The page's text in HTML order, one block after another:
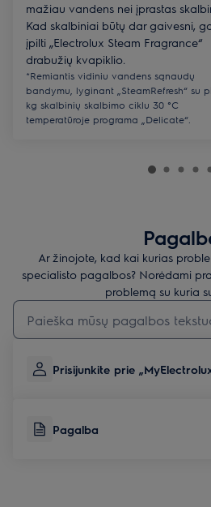
mažiau vandens nei įprastas
Kad skalbiniai būtų dar gaivesni,
įpilti „Electrolux Steam Fragrance“
drabužių kvapiklio.
*Remiantis vidiniu vandens sąnaudų
bandymu, lyginant „SteamRefresh“ su
kg skalbinių skalbimo ciklu 30 °C
temperatūroje programa „Delicate“.
Ar žinojote, kad kai kurias
specialisto pagalbos? Norėdami
problemą su kuria
Įveskite tekstą, jei norite ieškoti pagalbinių
Prisijunkite prie
Pagalba